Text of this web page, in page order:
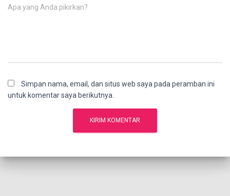
Apa yang Anda pikirkan?
Simpan nama, email, dan situs web saya pada peramban ini
untuk komentar saya berikutnya.